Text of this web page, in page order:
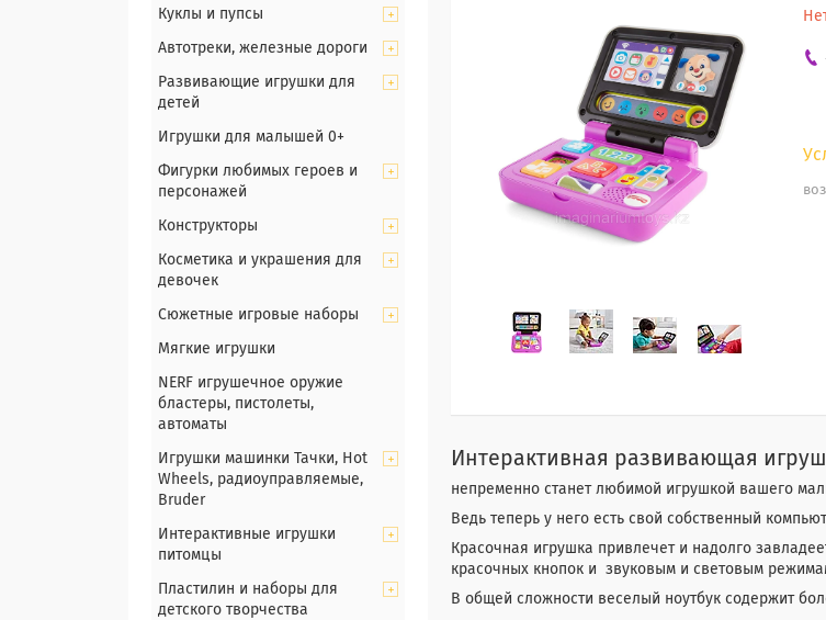
Интерактивная развивающая
непременно станет любимой игрушкой вашего
Ведь теперь у него есть свой собственный
Красочная игрушка привлечет и надолго
красочных кнопок и звуковым и световым
В общей сложности веселый ноутбук содержит
Куклы и пупсы
Автотреки, железные дороги
Развивающие игрушки для
детей
Игрушки для малышей 0+
Фигурки любимых героев и
персонажей
Конструкторы
Косметика и украшения для
девочек
Сюжетные игровые наборы
Мягкие игрушки
NERF игрушечное оружие
бластеры, пистолеты,
автоматы
Игрушки машинки Тачки, Hot
Wheels, радиоуправляемые,
Bruder
Интерактивные игрушки
питомцы
Пластилин и наборы для
детского творчества